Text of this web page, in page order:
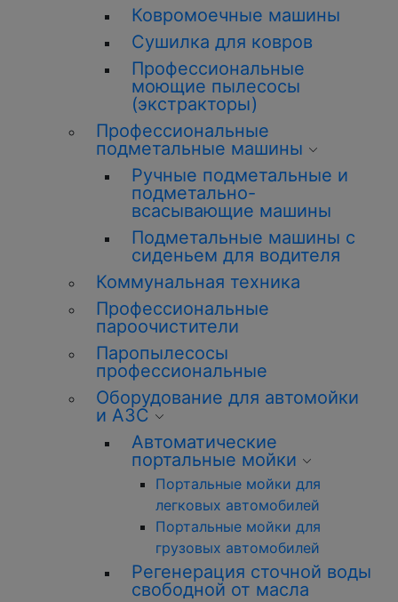
Ковромоечные машины
Сушилка для ковров
Профессиональные
моющие пылесосы
(экстракторы)
Профессиональные
подметальные машины
Ручные подметальные и
подметально-
всасывающие машины
Подметальные машины с
сиденьем для водителя
Коммунальная техника
Профессиональные
пароочистители
Паропылесосы
профессиональные
Оборудование для автомойки
и АЗС
Автоматические
портальные мойки
Портальные мойки для
легковых автомобилей
Портальные мойки для
грузовых автомобилей
Регенерация сточной воды
свободной от масла